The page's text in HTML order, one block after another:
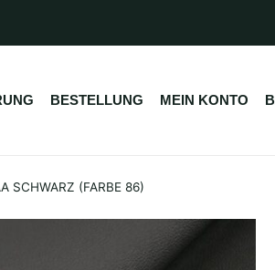
BESTELLUNG MEIN KONTO
SCHWARZ (FARBE 86)